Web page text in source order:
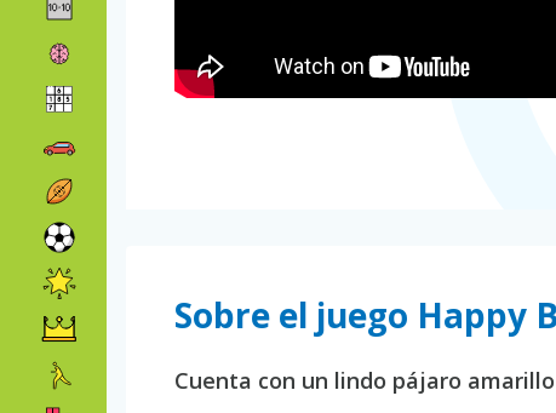
Sobre el juego Happy
Cuenta con un lindo pájaro